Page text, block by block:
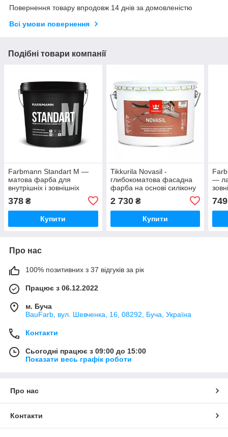
Повернення товару впродовж 14 днів за домовленістю
Всі умови повернення
Подібні товари компанії
Farbmann Standart M —
матова фарба для
внутрішніх і зовнішніх
378 ₴
Купити
Tikkurila Novasil -
глибокоматова фасадна
фарба на основі силікону
2 730₴
Купити
—
749
Про нас
100% позитивних з 37 відгуків за рік
Працює з 06.12.2022
м. Буча
BauFarb, вул. Шевченка, 16, 08292, Буча, Україна
Контакти
Сьогодні працює з 09:00 до 15:00
Показати весь графік роботи
Про нас
Контакти